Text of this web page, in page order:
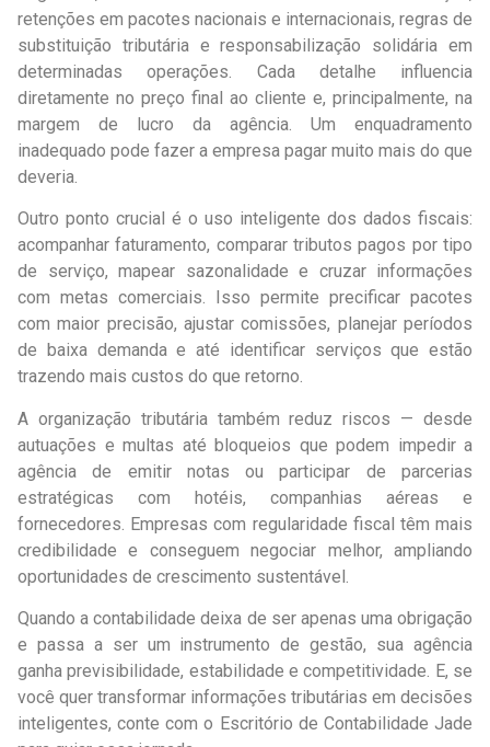
retenções em pacotes nacionais e internacionais, regras de
substituição tributária e responsabilização solidária em
determinadas operações. Cada detalhe influencia
diretamente no preço final ao cliente e, principalmente, na
margem de lucro da agência. Um enquadramento
inadequado pode fazer a empresa pagar muito mais do que
deveria.
Outro ponto crucial é o uso inteligente dos dados fiscais:
acompanhar faturamento, comparar tributos pagos por tipo
de serviço, mapear sazonalidade e cruzar informações
com metas comerciais. Isso permite precificar pacotes
com maior precisão, ajustar comissões, planejar períodos
de baixa demanda e até identificar serviços que estão
trazendo mais custos do que retorno.
A organização tributária também reduz riscos — desde
autuações e multas até bloqueios que podem impedir a
agência de emitir notas ou participar de parcerias
estratégicas com hotéis, companhias aéreas e
fornecedores. Empresas com regularidade fiscal têm mais
credibilidade e conseguem negociar melhor, ampliando
oportunidades de crescimento sustentável.
Quando a contabilidade deixa de ser apenas uma obrigação
e passa a ser um instrumento de gestão, sua agência
ganha previsibilidade, estabilidade e competitividade. E, se
você quer transformar informações tributárias em decisões
inteligentes, conte com o Escritório de Contabilidade Jade